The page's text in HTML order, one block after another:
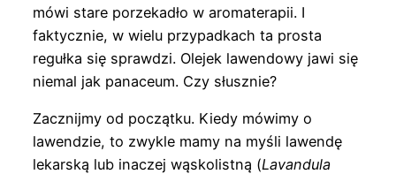
mówi stare porzekadło w aromaterapii. I
faktycznie, w wielu przypadkach ta prosta
regułka się sprawdzi. Olejek lawendowy jawi się
niemal jak panaceum. Czy słusznie?
Zacznijmy od początku. Kiedy mówimy o
lawendzie, to zwykle mamy na myśli lawendę
lekarską lub inaczej wąskolistną (Lavandula